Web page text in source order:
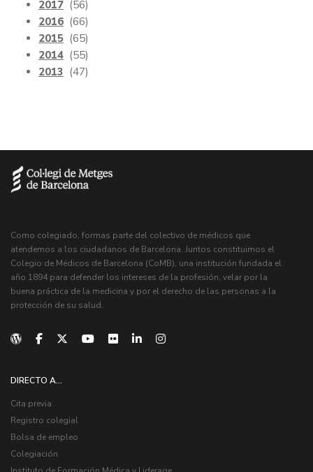
2017 (56)
2016 (66)
2015 (65)
2014 (55)
2013 (47)
Como colegiado, formas parte del colectivo de médicos que
atendemos a los ciudadanos de Barcelona. Juntos constituimos el
Colegio de Médicos de Barcelona (CoMB), una institución fundada el
año 1894 para defender los intereses de la profesión, velar por la
buena práctica de la medicina y por el derecho de las personas a la
protección de su salud.
DIRECTO A...
Cita previa
Registro colegial
Bolsa de empleo
Colegiación